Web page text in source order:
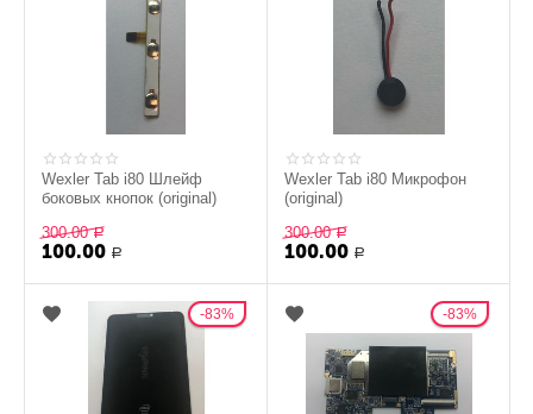
Wexler Tab i80 Шлейф
боковых кнопок (original)
300.00 Р
100.00 Р
Wexler Tab i80 Микрофон
(original)
300.00 Р
100.00 Р
83% 83%